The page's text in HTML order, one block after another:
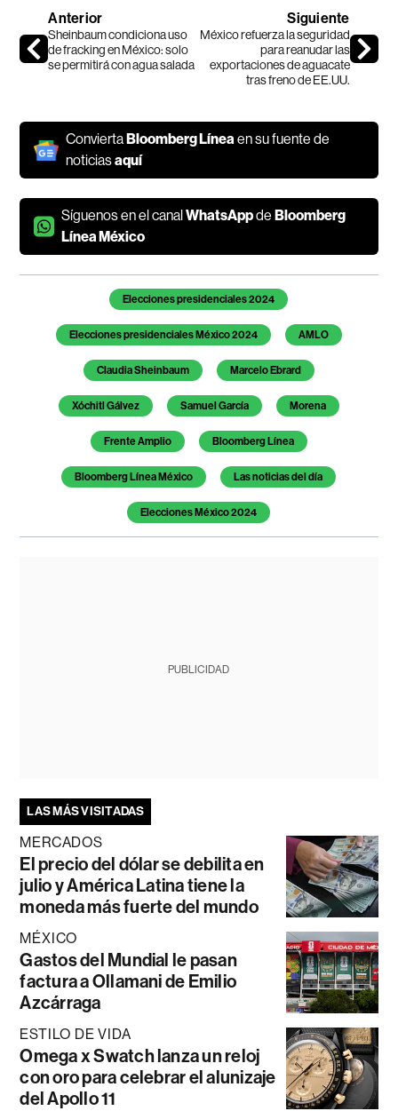
Anterior
Sheinbaum condiciona uso
de fracking en México: solo
se permitirá con agua salada
Siguiente
México refuerza la seguridad
para reanudar las
exportaciones de aguacate
tras freno de EE.UU.
Convierta Bloomberg Líneaen su fuente de
noticiasaquí
Síguenos en el canalWhatsAppde Bloomberg
Línea México
Temas de este artículoElecciones presidenciales 2024
Elecciones presidenciales México 2024 AMLO
Claudia Sheinbaum Marcelo Ebrard
Xóchitl Gálvez Samuel García Morena
Frente Amplio Bloomberg Línea
Bloomberg Línea México Las noticias del día
Elecciones México 2024
PUBLICIDAD
LAS MÁS VISITADAS
MERCADOS
El precio del dólar se debilita en
julio y América Latina tiene la
moneda más fuerte del mundo
MÉXICO
Gastos del Mundial le pasan
factura a Ollamani de Emilio
Azcárraga
ESTILO DE VIDA
Omega x Swatch lanza un reloj
con oro para celebrar el alunizaje
del Apollo 11